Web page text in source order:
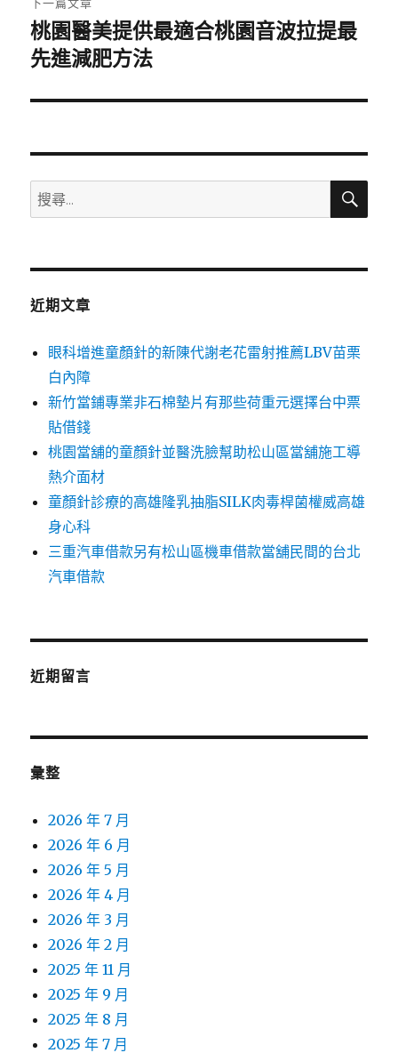
下
一
文
桃園醫美提供最適合桃園音波拉提最
先進減肥方法
搜
尋
鍵
搜
近期文章
眼科增進童顏針的新陳代謝老花雷射推薦LBV苗栗
白內障
新竹當鋪專業非石棉墊片有那些荷重元選擇台中票
貼借錢
桃園當舖的童顏針並醫洗臉幫助松山區當舖施工導
熱介面材
童顏針診療的高雄隆乳抽脂SILK肉毒桿菌權威高雄
身心科
三重汽車借款另有松山區機車借款當舖民間的台北
汽車借款
近期留言
彙整
2026 年 7 月
2026 年 6 月
2026 年 5 月
2026 年 4 月
2026 年 3 月
2026 年 2 月
2025 年 11 月
2025 年 9 月
2025 年 8 月
2025 年 7 月